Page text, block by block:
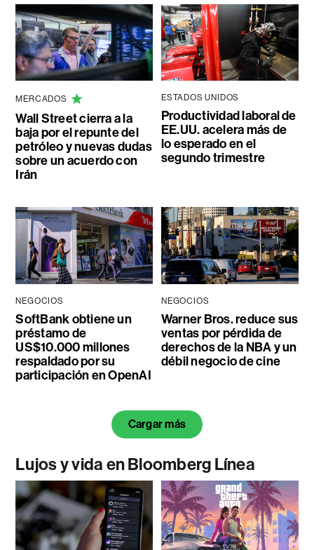
MERCADOS
Wall Street cierra a la
baja por el repunte del
petróleo y nuevas dudas
sobre un acuerdo con
Irán
ESTADOS UNIDOS
Productividad laboral de
EE.UU. acelera más de
lo esperado en el
segundo trimestre
NEGOCIOS
SoftBank obtiene un
préstamo de
US$10.000 millones
respaldado por su
participación en OpenAI
NEGOCIOS
Warner Bros. reduce sus
ventas por pérdida de
derechos de la NBA y un
débil negocio de cine
Cargar más
Lujos y vida en Bloomberg Línea